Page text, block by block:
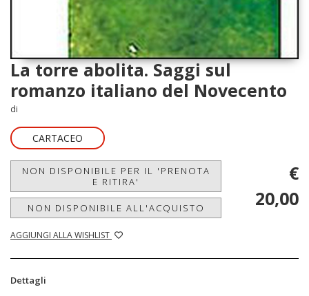
La torre abolita. Saggi sul
romanzo italiano del Novecento
di
CARTACEO
NON DISPONIBILE PER IL 'PRENOTA
E RITIRA'
NON DISPONIBILE ALL'ACQUISTO
AGGIUNGI ALLA WISHLIST
€
20,00
Dettagli